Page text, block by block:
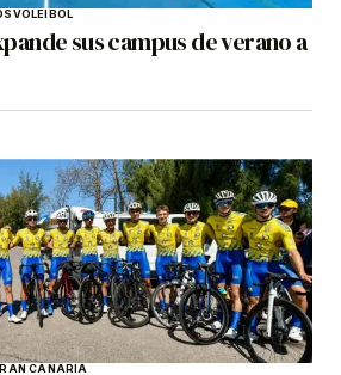
VOLEIBOL
sus campus de verano a
CANARIA